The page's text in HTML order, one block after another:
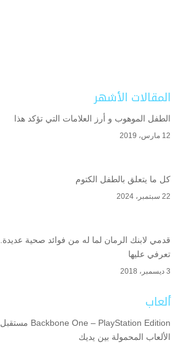
المقالات الأشهر
الطفل الموهوب و أرز العلامات التي تؤكد هذا
12 مارس، 2019
كل ما يتعلق بالطفل الكتوم
22 سبتمبر، 2024
قدمي لابنك الرمان لما له من فوائد صحية عديدة..
تعرفي عليها
3 ديسمبر، 2018
ألعاب
Backbone One – PlayStation Edition مستقبل
الألعاب المحمولة بين يديك